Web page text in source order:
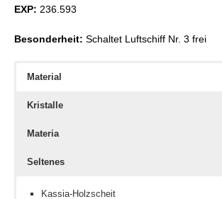
EXP: 236.593
Besonderheit: Schaltet Luftschiff Nr. 3 frei
Material
Kristalle
Materia
Seltenes
Kassia-Holzscheit